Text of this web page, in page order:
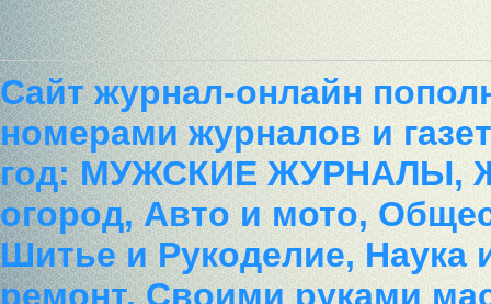
Сайт журнал-онлайн
номерами журналов и
год: МУЖСКИЕ ЖУРНАЛЫ,
огород, Авто и мото,
Шитье и Рукоделие, Наука
ремонт, Своими руками